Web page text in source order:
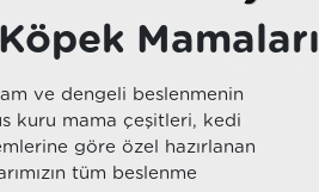
Mamaları
ve dengeli beslenmenin
kuru mama çeşitleri, kedi
göre özel hazırlanan
tüm beslenme